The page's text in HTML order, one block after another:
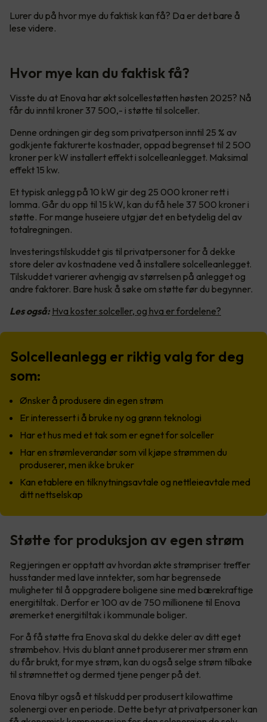
Lurer du på hvor mye du faktisk kan få? Da er det bare å
lese videre.
Hvor mye kan du faktisk få?
Visste du at Enova har økt solcellestøtten høsten 2025? Nå
får du inntil kroner 37 500,- i støtte til solceller.
Denne ordningen gir deg som privatperson inntil 25 % av
godkjente fakturerte kostnader, oppad begrenset til 2 500
kroner per kW installert effekt i solcelleanlegget. Maksimal
effekt 15 kw.
Et typisk anlegg på 10 kW gir deg 25 000 kroner rett i
lomma. Går du opp til 15 kW, kan du få hele 37 500 kroner i
støtte. For mange huseiere utgjør det en betydelig del av
totalregningen.
Investeringstilskuddet gis til privatpersoner for å dekke
store deler av kostnadene ved å installere solcelleanlegget.
Tilskuddet varierer avhengig av størrelsen på anlegget og
andre faktorer. Bare husk å søke om støtte før du begynner.
Les også: Hva koster solceller, og hva er fordelene?
Solcelleanlegg er riktig valg for deg
som:
Ønsker å produsere din egen strøm
Er interessert i å bruke ny og grønn teknologi
Har et hus med et tak som er egnet for solceller
Har en strømleverandør som vil kjøpe strømmen du
produserer, men ikke bruker
Kan etablere en tilknytningsavtale og nettleieavtale med
ditt nettselskap
Støtte for produksjon av egen strøm
Regjeringen er opptatt av hvordan økte strømpriser treffer
husstander med lave inntekter, som har begrensede
muligheter til å oppgradere boligene sine med bærekraftige
energitiltak. Derfor er 100 av de 750 millionene til Enova
øremerket energitiltak i kommunale boliger.
For å få støtte fra Enova skal du dekke deler av ditt eget
strømbehov. Hvis du blant annet produserer mer strøm enn
du får brukt, for mye strøm, kan du også selge strøm tilbake
til strømnettet og dermed tjene penger på det.
Enova tilbyr også et tilskudd per produsert kilowattime
solenergi over en periode. Dette betyr at privatpersoner kan